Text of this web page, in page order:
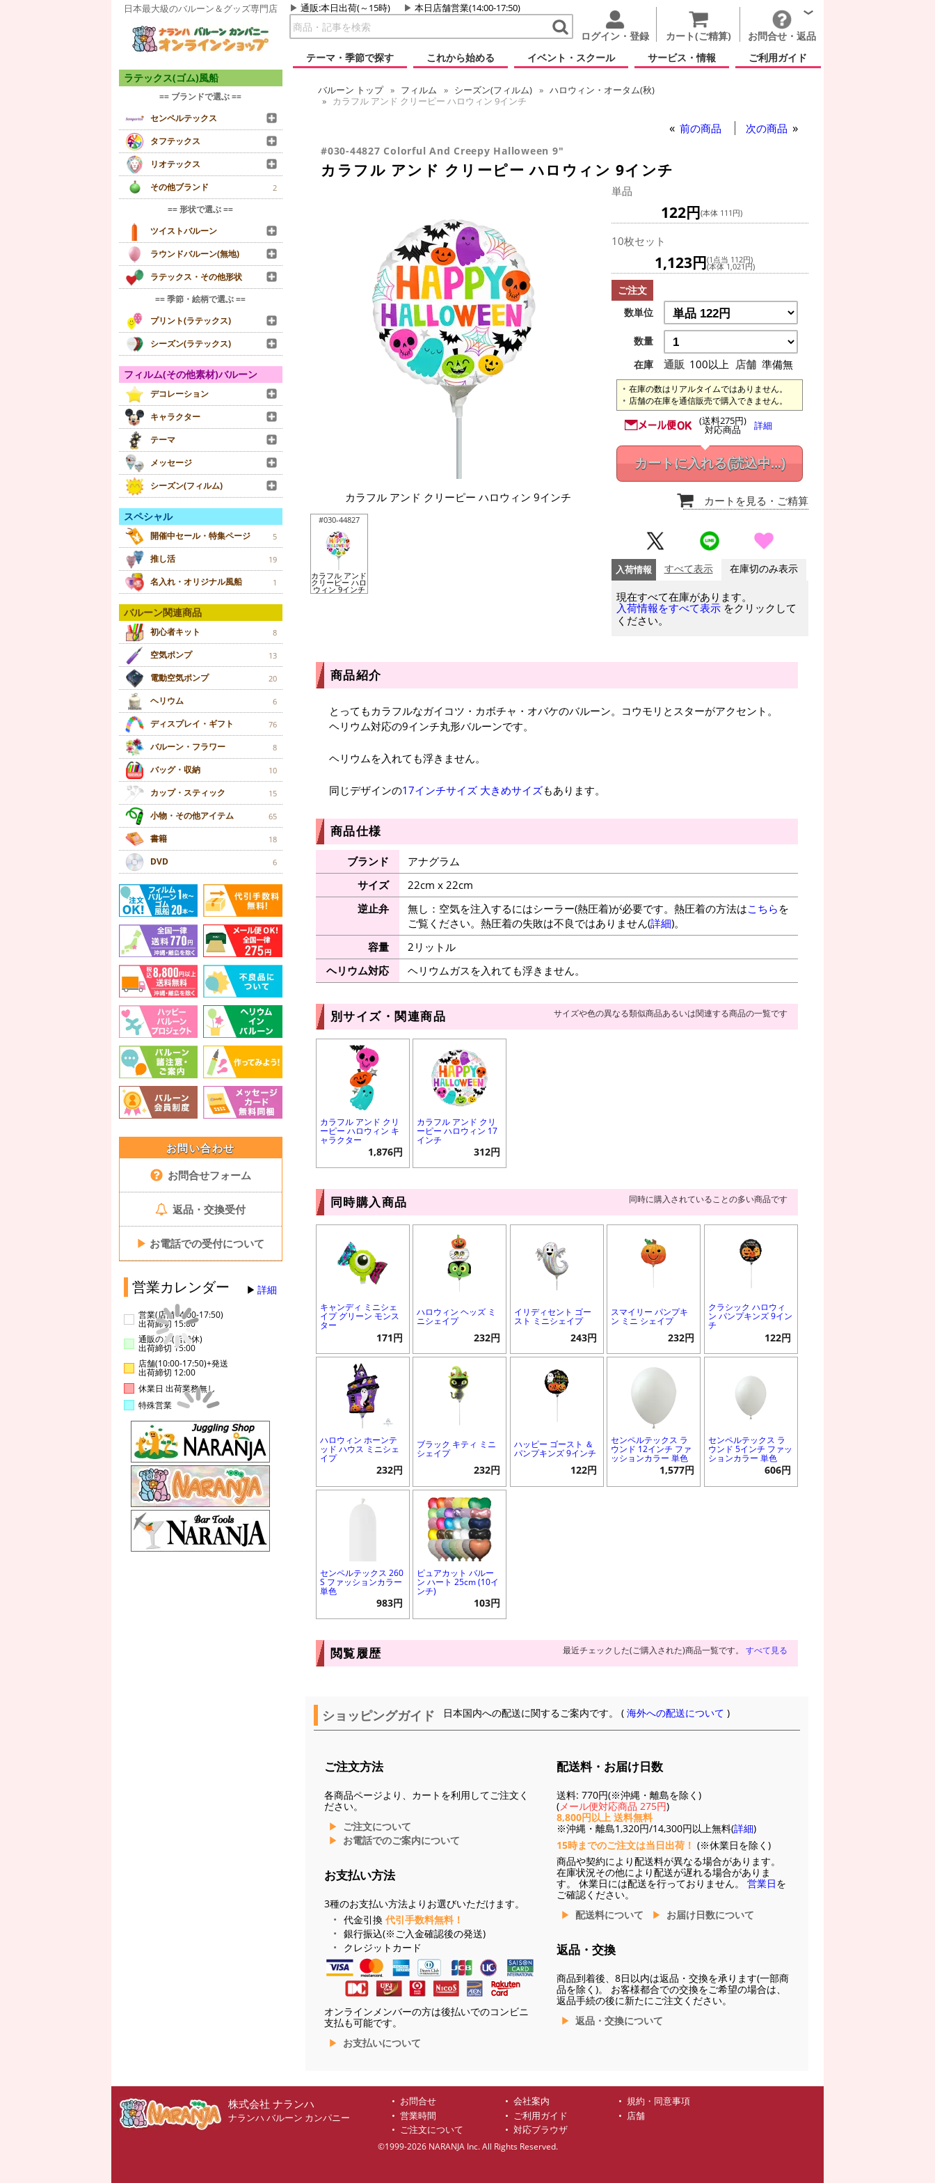
日本最大級のバルーン＆グッズ専門店 通販:本日出荷(～15時) 本日店舗営業(14:00-17:50)
ログイン・登録 カート(ご精算)
お問合せ・返品
テーマ・季節で探す
これから始める イベント・スクール サービス・情報 ご利用ガイド
ラテックス(ゴム)風船
== ブランドで選ぶ ==
センペルテックス
タフテックス
リオテックス
その他ブランド
2
== 形状で選ぶ ==
ツイストバルーン
ラウンドバルーン(無地)
ラテックス・その他形状
== 季節・絵柄で選ぶ ==
プリント(ラテックス)
シーズン(ラテックス)
フィルム(その他素材)バルーン
デコレーション
キャラクター
テーマ
メッセージ
シーズン(フィルム)
スペシャル
開催中セール・特集ページ 5
推し活 19
名入れ・オリジナル風船 1
バルーン関連商品
初心者キット 8
空気ポンプ 13
電動空気ポンプ 20
ヘリウム 6
ディスプレイ・ギフト 76
バルーン・フラワー 8
バッグ・収納 10
カップ・スティック 15
小物・その他アイテム 65
書籍 18
DVD 6
お問い合わせ
お問合せフォーム
返品・交換受付
▶ お電話での受付について
営業カレンダー 詳細
営業(店舗14:00-17:50)
出荷締切 15:00
通販のみ(店舗休)
出荷締切 15:00
店舗(10:00-17:50)+発送
出荷締切 12:00
休業日 出荷業務無し
特殊営業
バルーン トップ フィルム シーズン(フィルム)
ハロウィン・オータム(秋)
カラフル アンド クリーピー ハロウィン 9インチ
前の商品 次の商品
#030-44827 Colorful And Creepy Halloween 9"
カラフル アンド クリーピー ハロウィン 9インチ
カラフル アンド クリーピー ハロウィン 9インチ
#030-44827
カラフル アンド
クリーピー ハロ
ウィン 9インチ
単品
122円(本体 111円)
10枚セット
1,123円(1点当 112円)
(本体 1,021円)
ご注文
数単位
数量
在庫
通販 100以上 店舗 準備無
在庫の数はリアルタイムではありません。
店舗の在庫を通信販売で購入できません。
(送料275円)
対応商品 詳細
カートに入れる(読込中...)
カートを見る ・ご精算
入荷情報 すべて表示 在庫切のみ表示
現在すべて在庫があります。
入荷情報をすべて表示 をクリックして
ください。
商品紹介
とってもカラフルなガイコツ・カボチャ・オバケのバルーン。コウモリとスターがアクセント。
ヘリウム対応の9インチ丸形バルーンです。
ヘリウムを入れても浮きません。
同じデザインの17インチサイズ 大きめサイズもあります。
商品仕様
ブランド
アナグラム
サイズ
22cm x 22cm
逆止弁
無し：空気を注入するにはシーラー(熱圧着)が必要です。熱圧着の方法はこちら を
ご覧ください。熱圧着の失敗は不良ではありません(詳細)。
容量
2リットル
ヘリウム対応
ヘリウムガスを入れても浮きません。
別サイズ・関連商品 サイズや色の異なる類似商品あるいは関連する商品の一覧です
カラフル アンド クリ
ーピー ハロウィン キ
ャラクター
1,876円
カラフル アンド クリ
ーピー ハロウィン 17
インチ
312円
同時購入商品 同時に購入されていることの多い商品です
キャンディ ミニシェ
イプ グリーン モンス
ター
171円
ハロウィン ヘッズ ミ
ニシェイプ
232円
イリディセント ゴー
スト ミニシェイプ
243円
スマイリー パンプキ
ン ミニ シェイプ
232円
クラシック ハロウィ
ン パンプキンズ 9イン
チ
122円
ハロウィン ホーンテ
ッド ハウス ミニシェ
イプ
232円
ブラック キティ ミニ
シェイプ
232円
ハッピー ゴースト ＆
パンプキンズ 9インチ
122円
センペルテックス ラ
ウンド 12インチ ファ
ッションカラー 単色
1,577円
センペルテックス ラ
ウンド 5インチ ファッ
ションカラー 単色
606円
センペルテックス 260
S ファッションカラー
単色
983円
ピュアカット バルー
ン ハート 25cm (10イ
ンチ)
103円
閲覧履歴 最近チェックした(ご購入された)商品一覧です。 すべて見る
ショッピングガイド 日本国内への配送に関するご案内です。 (海外への配送について )
ご注文方法
各商品ページより、カートを利用してご注文く
ださい。
ご注文について
お電話でのご案内について
お支払い方法
3種のお支払い方法よりお選びいただけます。
代金引換 代引手数料無料！
銀行振込(※ご入金確認後の発送)
クレジットカード
オンラインメンバーの方は後払いでのコンビニ
支払も可能です。
お支払いについて
配送料・お届け日数
送料: 770円(※沖縄・離島を除く)
(メール便対応商品 275円)
8,800円以上 送料無料
※沖縄・離島1,320円/14,300円以上無料(詳細)
15時までのご注文は当日出荷！ (※休業日を除く)
商品や契約により配送料が異なる場合があります。
在庫状況その他により配送が遅れる場合がありま
す。 休業日には配送を行っておりません。 営業日を
ご確認ください。
配送料について
お届け日数について
返品・交換
商品到着後、8日以内は返品・交換を承ります(一部商
品を除く)。 お客様都合での交換をご希望の場合は、
返品手続の後に新たにご注文ください。
返品・交換について
株式会社 ナランハ
ナランハ バルーン カンパニー
お問合せ 会社案内
規約・同意事項
営業時間
ご利用ガイド
店舗
ご注文について
対応ブラウザ
©1999-2026 NARANJA Inc. All Rights Reserved.